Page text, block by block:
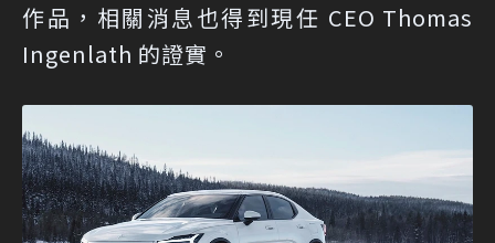
作品，相關消息也得到現任 CEO Thomas
Ingenlath 的證實。